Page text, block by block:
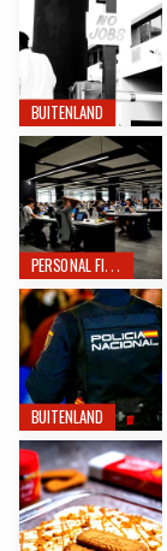
BUITENLAND
PERSONAL FINANCE
BUITENLAND